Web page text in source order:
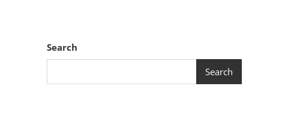
Search
Search